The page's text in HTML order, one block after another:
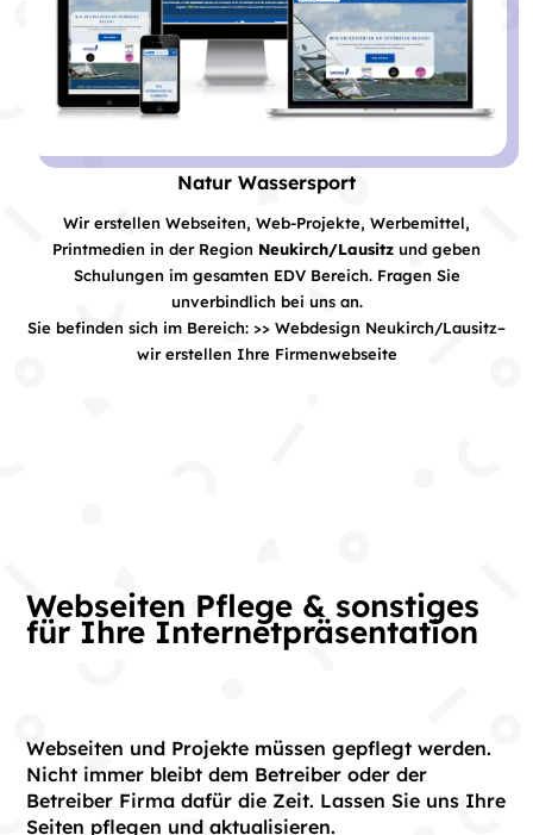
Natur Wassersport
Wir erstellen Webseiten, Web-Projekte, Werbemittel,
Printmedien in der Region Neukirch/Lausitz und geben
Schulungen im gesamten EDV Bereich. Fragen Sie
unverbindlich bei uns an.
Sie befinden sich im Bereich: >> Webdesign Neukirch/Lausitz–
wir erstellen Ihre Firmenwebseite
Webseiten Pflege & sonstiges
für Ihre Internetpräsentation
Webseiten und Projekte müssen gepflegt werden.
Nicht immer bleibt dem Betreiber oder der
Betreiber Firma dafür die Zeit. Lassen Sie uns Ihre
Seiten pflegen und aktualisieren.